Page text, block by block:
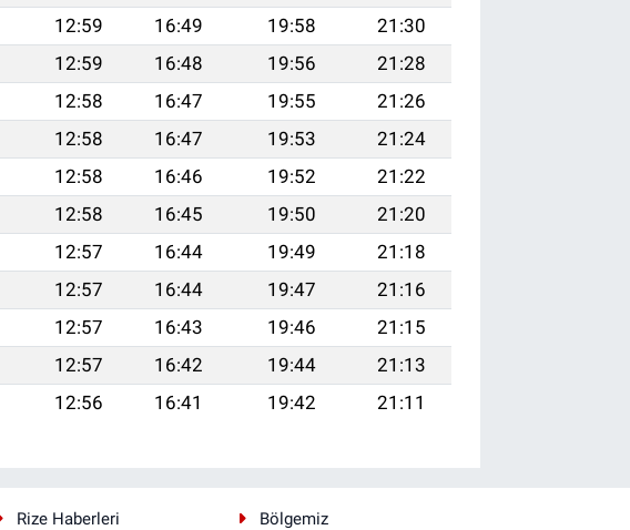
12:59 16:49 19:58
21:30
12:59 16:48 19:56
21:28
12:58 16:47 19:55
21:26
12:58 16:47 19:53
21:24
12:58 16:46 19:52
21:22
12:58 16:45 19:50
21:20
12:57 16:44 19:49
21:18
12:57 16:44 19:47
21:16
12:57 16:43 19:46
21:15
12:57 16:42 19:44
21:13
12:56 16:41 19:42 21:11
Rize Haberleri
Bölgemiz